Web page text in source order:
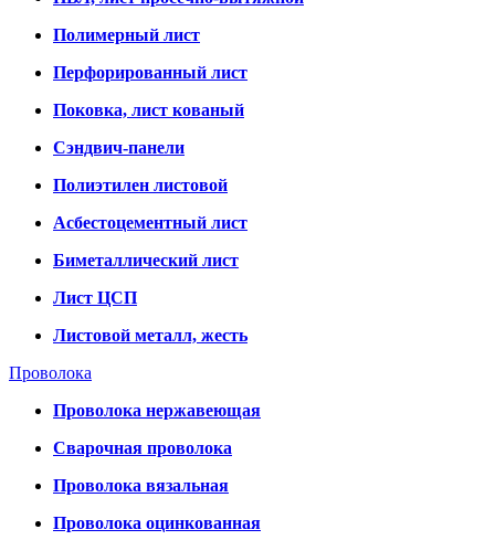
Полимерный лист
Перфорированный лист
Поковка, лист кованый
Сэндвич-панели
Полиэтилен листовой
Асбестоцементный лист
Биметаллический лист
Лист ЦСП
Листовой металл, жесть
Проволока
Проволока нержавеющая
Сварочная проволока
Проволока вязальная
Проволока оцинкованная